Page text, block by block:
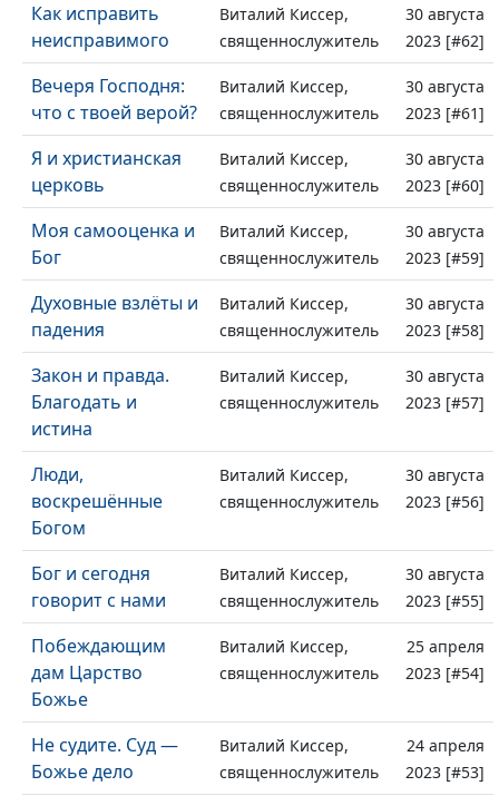
Как исправить
неисправимого
Виталий Киссер,
священнослужитель
30 августа
2023 [#62]
Вечеря Господня:
что с твоей верой?
Виталий Киссер,
священнослужитель
30 августа
2023 [#61]
Я и христианская
церковь
Виталий Киссер,
священнослужитель
30 августа
2023 [#60]
Моя самооценка и
Бог
Виталий Киссер,
священнослужитель
30 августа
2023 [#59]
Духовные взлёты и
падения
Виталий Киссер,
священнослужитель
30 августа
2023 [#58]
Закон и правда.
Благодать и
истина
Виталий Киссер,
священнослужитель
30 августа
2023 [#57]
Люди,
воскрешённые
Богом
Виталий Киссер,
священнослужитель
30 августа
2023 [#56]
Бог и сегодня
говорит с нами
Виталий Киссер,
священнослужитель
30 августа
2023 [#55]
Побеждающим
дам Царство
Божье
Виталий Киссер,
священнослужитель
25 апреля
2023 [#54]
Не судите. Суд —
Божье дело
Виталий Киссер,
священнослужитель
24 апреля
2023 [#53]